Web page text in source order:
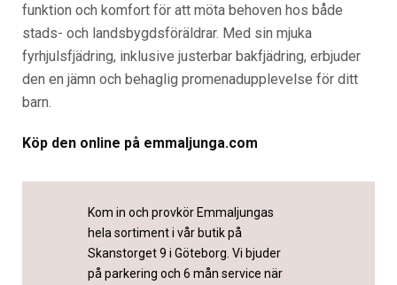
funktion och komfort för att möta behoven hos både
stads- och landsbygdsföräldrar. Med sin mjuka
fyrhjulsfjädring, inklusive justerbar bakfjädring, erbjuder
den en jämn och behaglig promenadupplevelse för ditt
barn.
Köp den online på emmaljunga.com
Kom in och provkör Emmaljungas
hela sortiment i vår butik på
Skanstorget 9 i Göteborg. Vi bjuder
på parkering och 6 mån service när